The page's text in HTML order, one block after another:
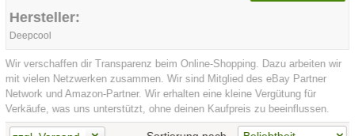
Hersteller:
Deepcool
Wir verschaffen dir Transparenz beim Online-Shopping. Dazu arbeiten wir
mit vielen Netzwerken zusammen. Wir sind Mitglied des eBay Partner
Network und Amazon-Partner. Wir erhalten eine kleine Vergütung für
Verkäufe, was uns unterstützt, ohne deinen Kaufpreis zu beeinflussen.